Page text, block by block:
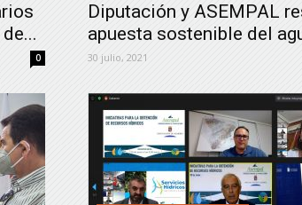
0
Diputación y ASEMPAL
apuesta sostenible del
30 julio, 2021